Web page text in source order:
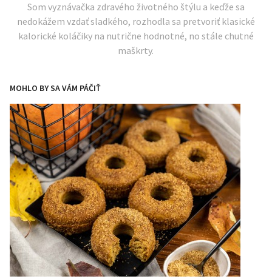
Som vyznávačka zdravého životného štýlu a keďže sa
nedokážem vzdať sladkého, rozhodla sa pretvoriť klasické
kalorické koláčiky na nutrične hodnotné, no stále chutné
maškrty.
MOHLO BY SA VÁM PÁČIŤ